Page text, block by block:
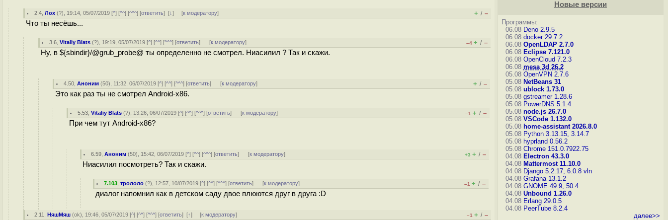
2.4 ,Лох (?), 19:14, 05/07/2019 [^] [^^] [^^^] [ответить][↓] [к модератору] + / –
Что ты несёшь...
3.6 ,Vitaliy Blats (?), 19:19, 05/07/2019 [^] [^^] [^^^] [ответить] [к модератору] –4 + / –
Ну, в ${sbindir}/@grub_probe@ ты определенно не смотрел. Ниасилил ? Так и скажи.
4.50 ,Аноним (50), 11:32, 06/07/2019 [^] [^^] [^^^] [ответить] [к модератору] + / –
Это как раз ты не смотрел Android-x86.
5.53 ,Vitaliy Blats (?), 13:26, 06/07/2019 [^] [^^] [^^^] [ответить] [к модератору] –1 + / –
При чем тут Android-x86?
6.59 ,Аноним (50), 15:42, 06/07/2019 [^] [^^] [^^^] [ответить] [к модератору] +3 + / –
Ниасилил посмотреть? Так и скажи.
7.103 ,трололо (?), 12:57, 10/07/2019 [^] [^^] [^^^] [ответить] [к модератору] –1 + / –
диалог напомнил как в детском саду двое плюются друг в друга :D
2.11 ,НяшМяш (ok), 19:46, 05/07/2019 [^] [^^] [^^^] [ответить][↑] [к модератору] –1 + / –
Новые версии
Программы:
06.08 Deno 2.9.5
06.08 docker 29.7.2
06.08 OpenLDAP 2.7.0
06.08 Eclipse 7.121.0
06.08 OpenCloud 7.2.3
06.08 mesa 3d 26.2
05.08 OpenVPN 2.7.6
05.08 NetBeans 31
05.08 ublock 1.73.0
05.08 gstreamer 1.28.6
05.08 PowerDNS 5.1.4
05.08 node.js 26.7.0
05.08 VSCode 1.132.0
05.08 home-assistant 2026.8.0
05.08 Python 3.13.15, 3.14.7
05.08 hyprland 0.56.2
05.08 Chrome 151.0.7922.75
04.08 Electron 43.3.0
04.08 Mattermost 11.10.0
04.08 Django 5.2.17, 6.0.8 vln
04.08 Grafana 13.1.2
04.08 GNOME 49.9, 50.4
04.08 Unbound 1.26.0
04.08 Erlang 29.0.5
04.08 PeerTube 8.2.4
далее>>